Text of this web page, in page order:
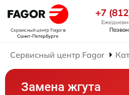
Сервисный центр Fagorв
Санкт-Петербурге
+7
Сервисный центр Fagor
Замена жгута